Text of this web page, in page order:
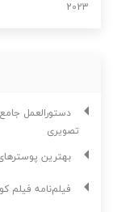
دستورالعمل
تصویری
بهترین پوسترهای
فیلم‌نامه فیلم